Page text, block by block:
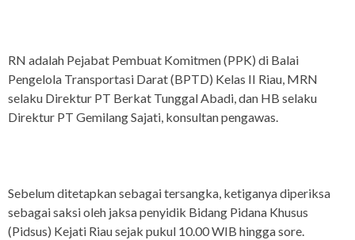
RN adalah Pejabat Pembuat Komitmen (PPK) di Balai
Pengelola Transportasi Darat (BPTD) Kelas II Riau, MRN
selaku Direktur PT Berkat Tunggal Abadi, dan HB selaku
Direktur PT Gemilang Sajati, konsultan pengawas.
Sebelum ditetapkan sebagai tersangka, ketiganya diperiksa
sebagai saksi oleh jaksa penyidik Bidang Pidana Khusus
(Pidsus) Kejati Riau sejak pukul 10.00 WIB hingga sore.